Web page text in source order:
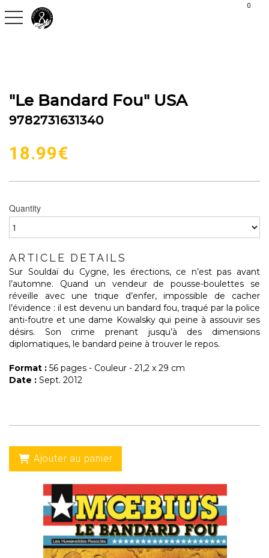
G-C30S2H9QVX 0
toggle navigation
"Le Bandard Fou" USA
9782731631340
18.99€
Quantity
ARTICLE DETAILS
Sur Souldaï du Cygne, les érections, ce n’est pas avant
l’automne. Quand un vendeur de pousse-boulettes se
réveille avec une trique d’enfer, impossible de cacher
l’évidence : il est devenu un bandard fou, traqué par la police
anti-foutre et une dame Kowalsky qui peine à assouvir ses
désirs. Son crime prenant jusqu’à des dimensions
diplomatiques, le bandard peine à trouver le repos.
Format : 56 pages - Couleur - 21,2 x 29 cm
Date : Sept. 2012
Ajouter au panier